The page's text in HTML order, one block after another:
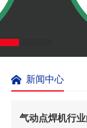
新闻中心
气动点焊机行